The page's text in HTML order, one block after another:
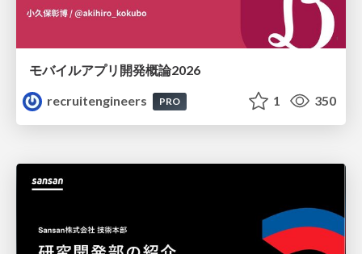
モバイルアプリ開発概論2026
recruitengineers
PRO 1 350